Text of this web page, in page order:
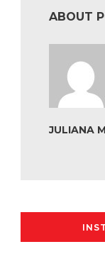
ABOUT
JULIANA